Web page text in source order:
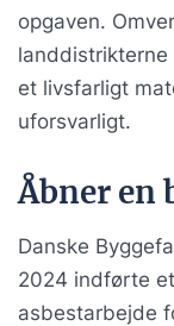
opgaven.
et livsfarligt
uforsvarligt.
Åbner en
Danske
2024 indførte
asbestarbejde